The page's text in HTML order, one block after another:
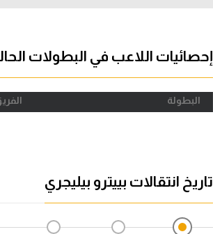
دوري إحصائيات اللاعب في البطولات
البطولة
تاريخ انتقالات بييترو بيليجري